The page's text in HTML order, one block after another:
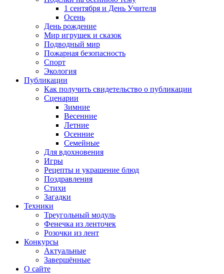
1 сентября и День Учителя
Осень
День рождение
Мир игрушек и сказок
Подводный мир
Пожарная безопасность
Спорт
Экология
Публикации
Как получить свидетельство о публикации
Сценарии
Зимние
Весенние
Летние
Осенние
Семейные
Для вдохновения
Игры
Рецепты и украшение блюд
Поздравления
Стихи
Загадки
Техники
Треугольный модуль
Фенечка из ленточек
Розочки из лент
Конкурсы
Актуальные
Завершённые
О сайте